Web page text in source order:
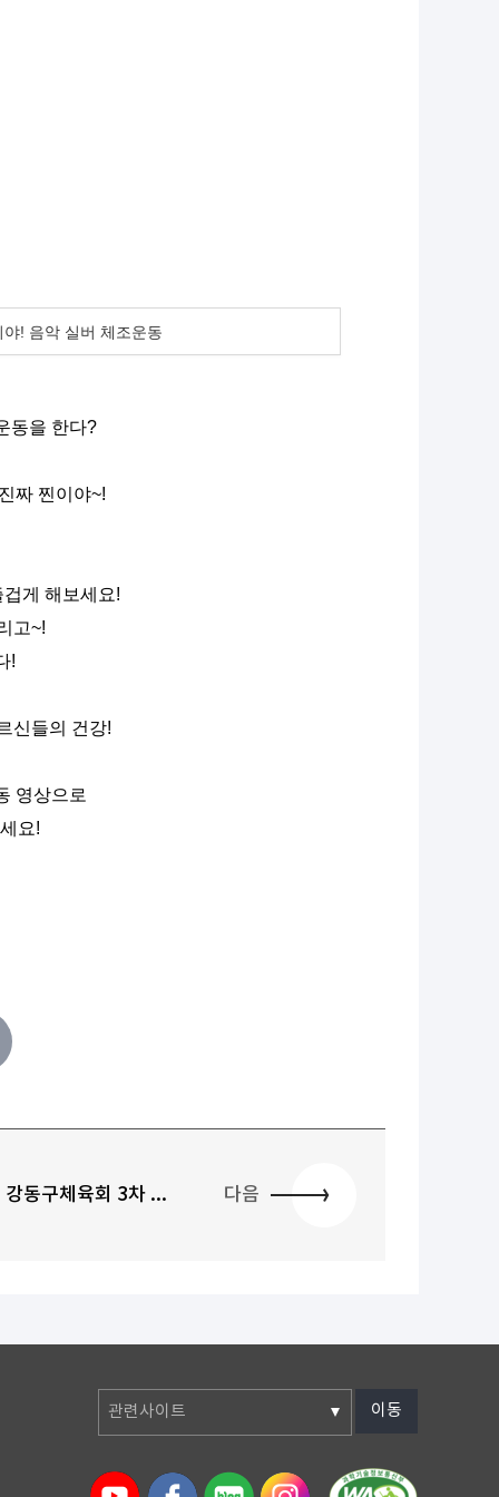
! 음악 실버 체조운동
동을 한다?
짜 찐이야~!
게 해보세요!
고~!
!
신들의 건강!
영상으로
요!
강동구체육회 3차 ... 다음
관련사이트 이동